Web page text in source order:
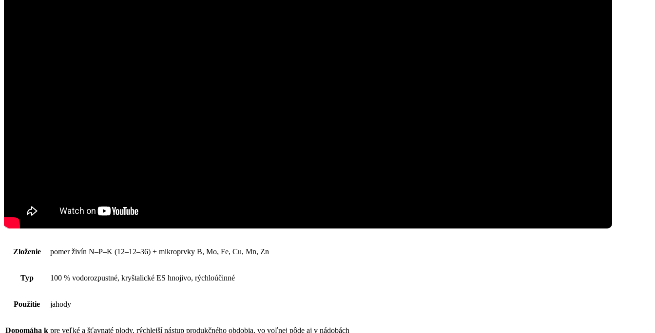
Zloženie pomer živín N–P–K (12–12–36) + mikroprvky B, Mo, Fe, Cu, Mn, Zn
Typ 100 % vodorozpustné, kryštalické ES hnojivo, rýchloúčinné
Použitie jahody
Dopomáha k pre veľké a šťavnaté plody, rýchlejší nástup produkčného obdobia, vo voľnej pôde aj v nádobách